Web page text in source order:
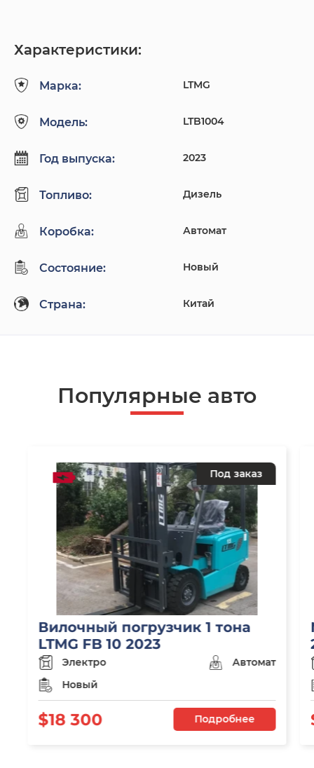
Характеристики:
Марка: LTMG
Модель: LTB1004
Год выпуска: 2023
Топливо: Дизель
Коробка: Автомат
Состояние: Новый
Страна: Китай
Популярные авто
Под заказ
Вилочный погрузчик 1 тона
LTMG FB 10 2023
Электро
Автомат
Новый
$18 300 Подробнее